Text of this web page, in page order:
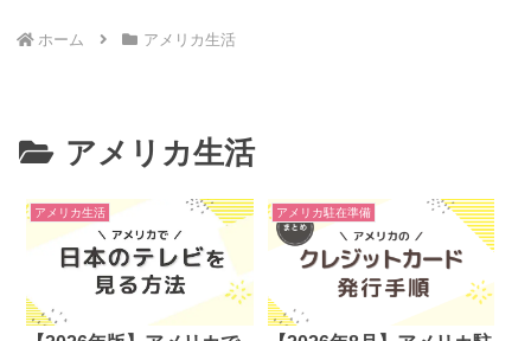
ホーム アメリカ生活
アメリカ生活
アメリカ生活 アメリカ駐在準備